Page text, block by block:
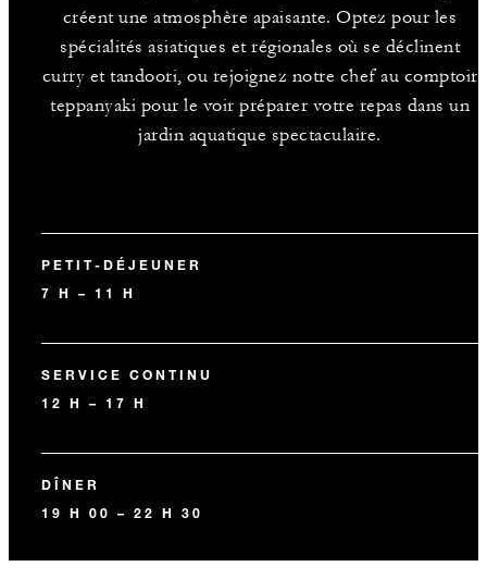
créent une atmosphère apaisante. Optez pour les
spécialités asiatiques et régionales où se déclinent
curry et tandoori, ou rejoignez notre chef au comptoir
teppanyaki pour le voir préparer votre repas dans un
jardin aquatique spectaculaire.
PETIT-DÉJEUNER
7 H – 11 H
SERVICE CONTINU
12 H – 17 H
DÎNER
19 H 00 – 22 H 30